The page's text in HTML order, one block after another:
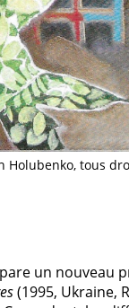
Holubenko, tous
un nouveau
(1995, Ukraine,